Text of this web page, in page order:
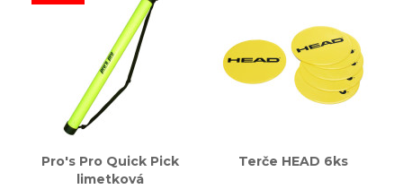
Pro's Pro Quick Pick
limetková
Terče HEAD 6ks